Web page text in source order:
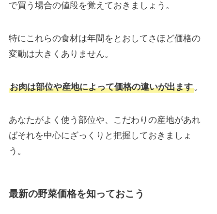
で買う場合の値段を覚えておきましょう。
特にこれらの食材は年間をとおしてさほど価格の
変動は大きくありません。
お肉は部位や産地によって価格の違いが出ます。
あなたがよく使う部位や、こだわりの産地があれ
ばそれを中心にざっくりと把握しておきましょ
う。
最新の野菜価格を知っておこう